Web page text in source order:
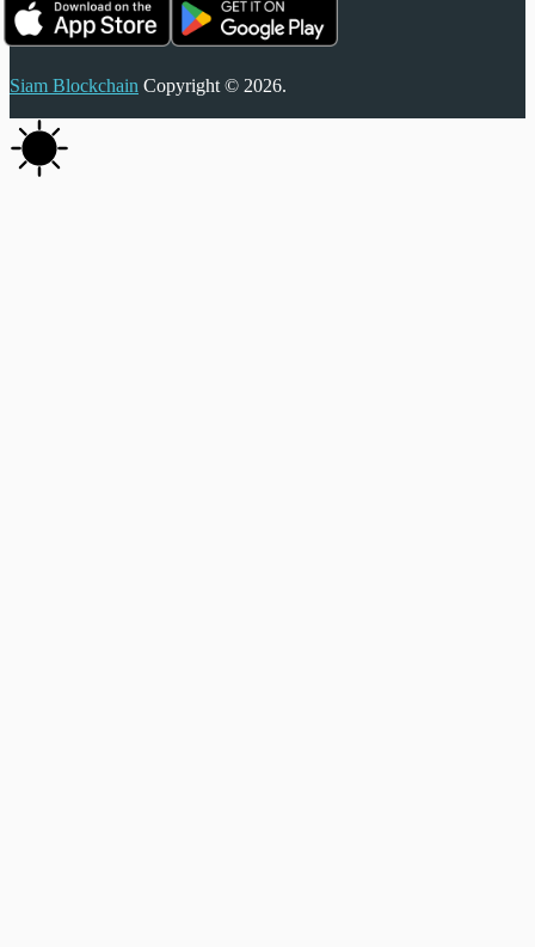
Siam Blockchain Copyright © 2026.